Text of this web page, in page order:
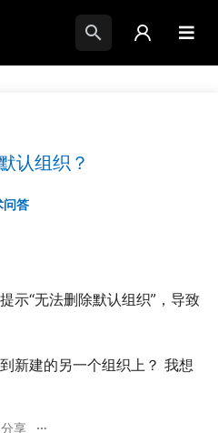
认组织？
问答
示“无法删除默认组织”，导致
新建的另一个组织上？ 我想
分享